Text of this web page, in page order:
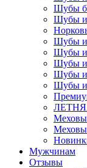
Шубы
Шубы
Шубы
Шубы
Шубы
Шубы
Шубы
Мужчинам
Отзывы